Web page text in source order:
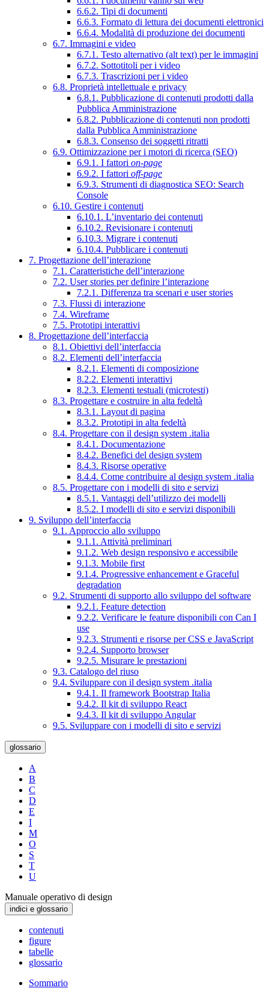
6.6.2. Tipi di documenti
6.6.3. Formato di lettura dei documenti elettronici
6.6.4. Modalità di produzione dei documenti
6.7. Immagini e video
6.7.1. Testo alternativo (alt text) per le immagini
6.7.2. Sottotitoli per i video
6.7.3. Trascrizioni per i video
6.8. Proprietà intellettuale e privacy
6.8.1. Pubblicazione di contenuti prodotti dalla
Pubblica Amministrazione
6.8.2. Pubblicazione di contenuti non prodotti
dalla Pubblica Amministrazione
6.8.3. Consenso dei soggetti ritratti
6.9. Ottimizzazione per i motori di ricerca (SEO)
6.9.1. I fattori on-page
6.9.2. I fattori off-page
6.9.3. Strumenti di diagnostica SEO: Search
Console
6.10. Gestire i contenuti
6.10.1. L’inventario dei contenuti
6.10.2. Revisionare i contenuti
6.10.3. Migrare i contenuti
6.10.4. Pubblicare i contenuti
7. Progettazione dell’interazione
7.1. Caratteristiche dell’interazione
7.2. User stories per definire l’interazione
7.2.1. Differenza tra scenari e user stories
7.3. Flussi di interazione
7.4. Wireframe
7.5. Prototipi interattivi
8. Progettazione dell’interfaccia
8.1. Obiettivi dell’interfaccia
8.2. Elementi dell’interfaccia
8.2.1. Elementi di composizione
8.2.2. Elementi interattivi
8.2.3. Elementi testuali (microtesti)
8.3. Progettare e costruire in alta fedeltà
8.3.1. Layout di pagina
8.3.2. Prototipi in alta fedeltà
8.4. Progettare con il design system .italia
8.4.1. Documentazione
8.4.2. Benefici del design system
8.4.3. Risorse operative
8.4.4. Come contribuire al design system .italia
8.5. Progettare con i modelli di sito e servizi
8.5.1. Vantaggi dell’utilizzo dei modelli
8.5.2. I modelli di sito e servizi disponibili
9. Sviluppo dell’interfaccia
9.1. Approccio allo sviluppo
9.1.1. Attività preliminari
9.1.2. Web design responsivo e accessibile
9.1.3. Mobile first
9.1.4. Progressive enhancement e Graceful
degradation
9.2. Strumenti di supporto allo sviluppo del software
9.2.1. Feature detection
9.2.2. Verificare le feature disponibili con Can I
use
9.2.3. Strumenti e risorse per CSS e JavaScript
9.2.4. Supporto browser
9.2.5. Misurare le prestazioni
9.3. Catalogo del riuso
9.4. Sviluppare con il design system .italia
9.4.1. Il framework Bootstrap Italia
9.4.2. Il kit di sviluppo React
9.4.3. Il kit di sviluppo Angular
9.5. Sviluppare con i modelli di sito e servizi
glossario
A
B
C
D
E
I
M
O
S
T
U
Manuale operativo di design
indici e glossario
contenuti
figure
tabelle
glossario
Sommario